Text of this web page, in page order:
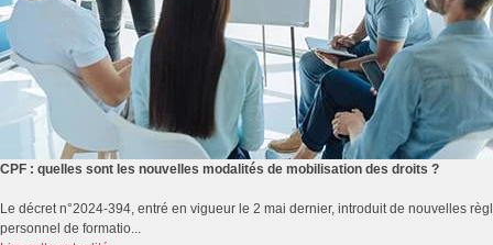
CPF : quelles sont les nouvelles modalités de mobilisation des droits ?
Le décret n°2024-394, entré en vigueur le 2 mai dernier, introduit de nouvelles
personnel de formatio...